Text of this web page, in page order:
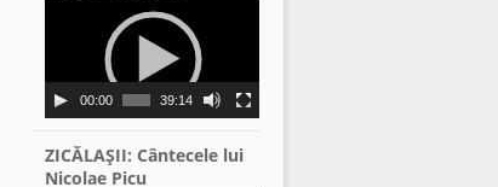
00:00 39:14
ZICĂLAŞII: Cântecele lui
Nicolae Picu